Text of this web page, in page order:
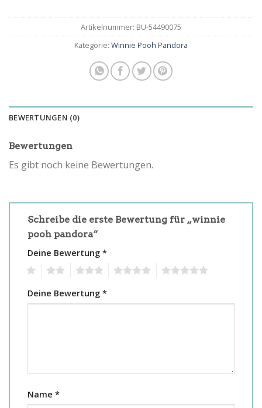
Artikelnummer: BU-54490075
Kategorie: Winnie Pooh Pandora
BEWERTUNGEN (0)
Bewertungen
Es gibt noch keine Bewertungen.
Schreibe die erste Bewertung für „winnie
pooh pandora“
Deine Bewertung *
Deine Bewertung *
Name *